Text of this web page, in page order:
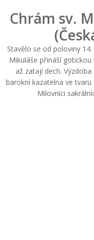
Chrám sv.
Stavělo se od poloviny
Mikuláše přináší
až zatají dech.
barokní kazatelna ve
Milovníci